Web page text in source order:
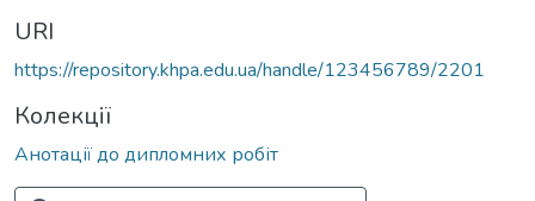
URI
https://repository.khpa.edu.ua/handle/123456789/2201
Колекції
Анотації до дипломних робіт